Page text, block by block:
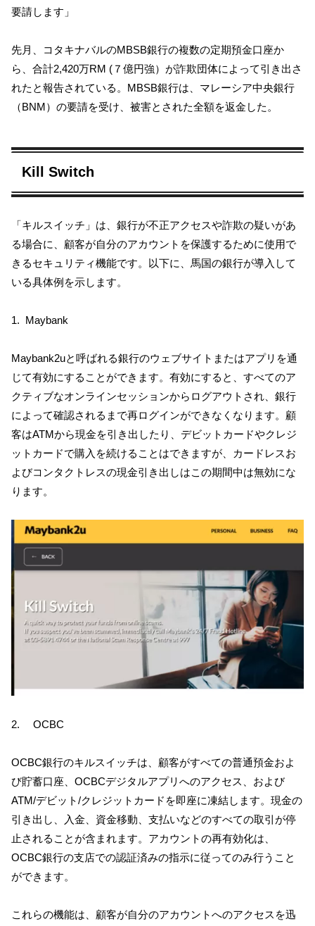
要請します」
先月、コタキナバルのMBSB銀行の複数の定期預金口座か
ら、合計2,420万RM (７億円強）が詐欺団体によって引き出さ
れたと報告されている。MBSB銀行は、マレーシア中央銀行
（BNM）の要請を受け、被害とされた全額を返金した。
Kill Switch
「キルスイッチ」は、銀行が不正アクセスや詐欺の疑いがあ
る場合に、顧客が自分のアカウントを保護するために使用で
きるセキュリティ機能です。以下に、馬国の銀行が導入して
いる具体例を示します。
1. Maybank
Maybank2uと呼ばれる銀行のウェブサイトまたはアプリを通
じて有効にすることができます。有効にすると、すべてのア
クティブなオンラインセッションからログアウトされ、銀行
によって確認されるまで再ログインができなくなります。顧
客はATMから現金を引き出したり、デビットカードやクレジ
ットカードで購入を続けることはできますが、カードレスお
よびコンタクトレスの現金引き出しはこの期間中は無効にな
ります。
2. OCBC
OCBC銀行のキルスイッチは、顧客がすべての普通預金およ
び貯蓄口座、OCBCデジタルアプリへのアクセス、および
ATM/デビット/クレジットカードを即座に凍結します。現金の
引き出し、入金、資金移動、支払いなどのすべての取引が停
止されることが含まれます。アカウントの再有効化は、
OCBC銀行の支店での認証済みの指示に従ってのみ行うこと
ができます。
これらの機能は、顧客が自分のアカウントへのアクセスを迅